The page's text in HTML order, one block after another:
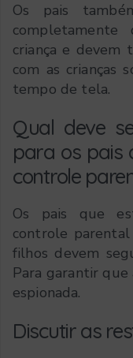
Os pais
criança e devem
com as crianças
tempo de tela.
Qual deve
para os pais
controle
Os pais que
controle
filhos devem
Para garantir que
espionada.
Discutir as